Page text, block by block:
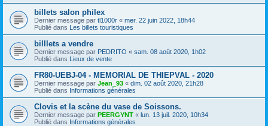
billets salon philex
Dernier message par tl1000r « mer. 22 juin 2022, 18h44
Publié dans Les billets touristiques
billlets a vendre
Dernier message par PEDRITO « sam. 08 août 2020, 1h02
Publié dans Lieux de vente
FR80-UEBJ-04 - MEMORIAL DE THIEPVAL - 2020
Dernier message par Jean_93 « dim. 02 août 2020, 21h28
Publié dans Informations générales
Clovis et la scène du vase de Soissons.
Dernier message par PEERGYNT « lun. 13 juil. 2020, 10h34
Publié dans Informations générales